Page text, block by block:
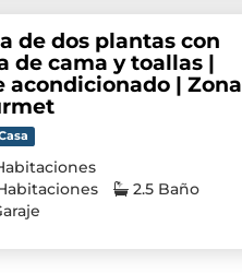
de dos plantas con
de cama y toallas |
acondicionado | Zona
2.5 Baño